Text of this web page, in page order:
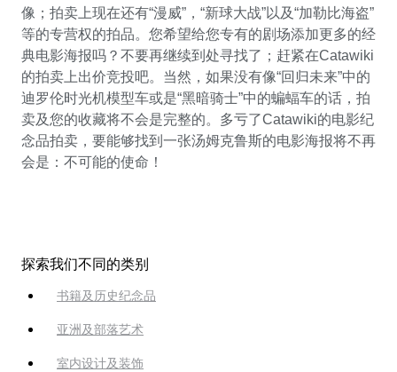
像；拍卖上现在还有“漫威”，“新球大战”以及“加勒比海盗”
等的专营权的拍品。您希望给您专有的剧场添加更多的经
典电影海报吗？不要再继续到处寻找了；赶紧在Catawiki
的拍卖上出价竞投吧。当然，如果没有像“回归未来”中的
迪罗伦时光机模型车或是“黑暗骑士”中的蝙蝠车的话，拍
卖及您的收藏将不会是完整的。多亏了Catawiki的电影纪
念品拍卖，要能够找到一张汤姆克鲁斯的电影海报将不再
会是：不可能的使命！
探索我们不同的类别
书籍及历史纪念品
亚洲及部落艺术
室内设计及装饰